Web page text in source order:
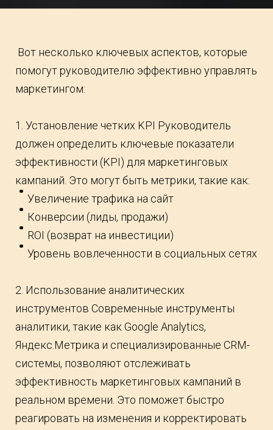
Вот несколько ключевых аспектов, которые
помогут руководителю эффективно управлять
маркетингом:
1. Установление четких KPI Руководитель
должен определить ключевые показатели
эффективности (KPI) для маркетинговых
кампаний. Это могут быть метрики, такие как:
Увеличение трафика на сайт
Конверсии (лиды, продажи)
ROI (возврат на инвестиции)
Уровень вовлеченности в социальных сетях
2. Использование аналитических
инструментов Современные инструменты
аналитики, такие как Google Analytics,
Яндекс.Метрика и специализированные CRM-
системы, позволяют отслеживать
эффективность маркетинговых кампаний в
реальном времени. Это поможет быстро
реагировать на изменения и корректировать